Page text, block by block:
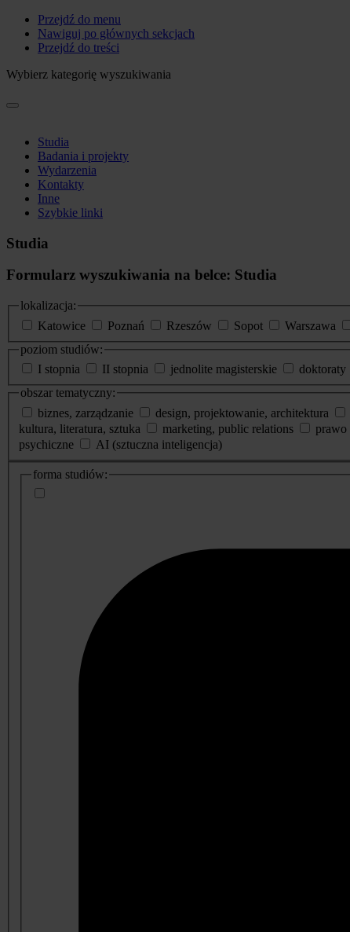
Przejdź do menu
Nawiguj po głównych sekcjach
Przejdź do treści
Wybierz kategorię wyszukiwania
Studia
Badania i projekty
Wydarzenia
Kontakty
Inne
Szybkie linki
Studia
Formularz wyszukiwania na belce: Studia
lokalizacja:
Katowice
Poznań Rzeszów Sopot Warszawa
poziom studiów:
I stopnia
II stopnia jednolite magisterskie doktoraty
obszar tematyczny:
biznes, zarządzanie
design, projektowanie, architektura
kultura, literatura, sztuka
marketing, public relations prawo
psychiczne
AI (sztuczna inteligencja)
dodatkowe
informacje
forma studiów: